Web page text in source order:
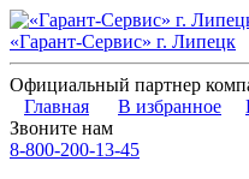
«Гарант-Сервис» г. Липецк
Официальный партнер
Главная
В избранное
Звоните нам
8-800-200-13-45